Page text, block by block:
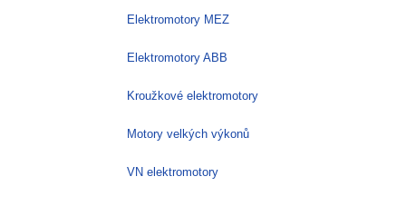
Elektromotory MEZ
Elektromotory ABB
Kroužkové elektromotory
Motory velkých výkonů
VN elektromotory